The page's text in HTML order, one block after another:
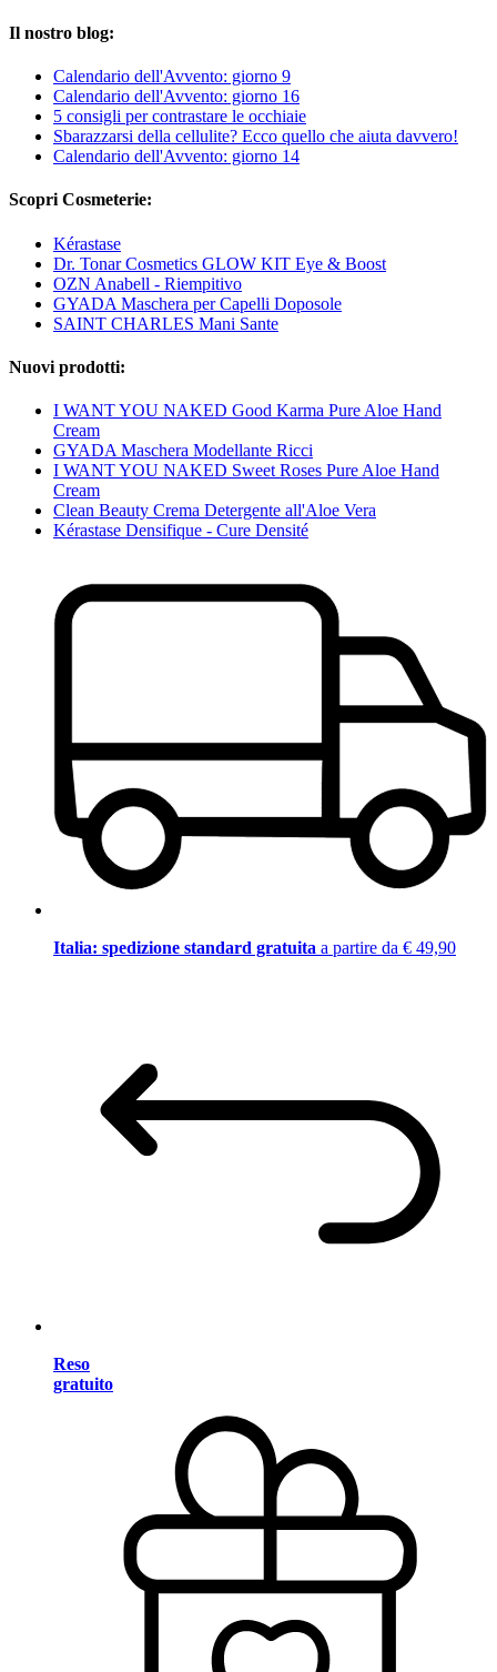
Il nostro blog:
Calendario dell'Avvento: giorno 9
Calendario dell'Avvento: giorno 16
5 consigli per contrastare le occhiaie
Sbarazzarsi della cellulite? Ecco quello che aiuta davvero!
Calendario dell'Avvento: giorno 14
Scopri Cosmeterie:
Kérastase
Dr. Tonar Cosmetics GLOW KIT Eye & Boost
OZN Anabell - Riempitivo
GYADA Maschera per Capelli Doposole
SAINT CHARLES Mani Sante
Nuovi prodotti:
I WANT YOU NAKED Good Karma Pure Aloe Hand
Cream
GYADA Maschera Modellante Ricci
I WANT YOU NAKED Sweet Roses Pure Aloe Hand
Cream
Clean Beauty Crema Detergente all'Aloe Vera
Kérastase Densifique - Cure Densité
Italia: spedizione standard gratuita a partire da € 49,90
Reso
gratuito